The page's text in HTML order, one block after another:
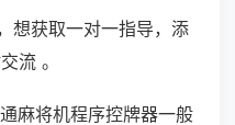
想获取一对一指导，添
流 。
麻将机程序控牌器一般